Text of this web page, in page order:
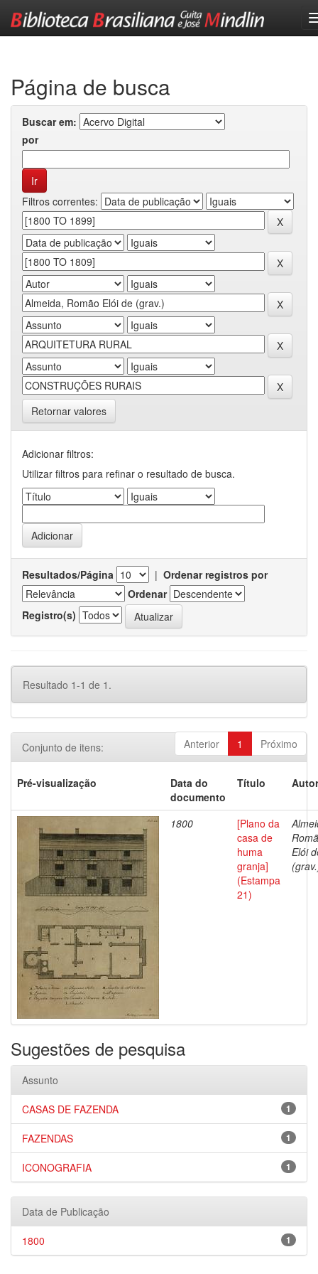
Página de busca
Buscar em:
por
Filtros correntes:
Retornar valores
Adicionar filtros:
Utilizar filtros para refinar o resultado de busca.
Resultados/Página | Ordenar registros por
Ordenar
Registro(s)
Resultado 1-1 de 1.
Anterior 1 Próximo
Conjunto de itens:
Pré-visualização
Data do
documento
Título
1800
[Plano da
casa de
huma
granja]
(Estampa
21)
Elói
Sugestões de pesquisa
Assunto
1
CASAS DE FAZENDA
1
FAZENDAS
1
ICONOGRAFIA
Data de Publicação
1
1800